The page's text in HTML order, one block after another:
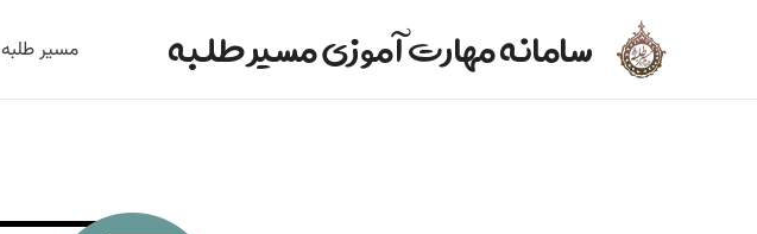
سامانه مهارت آموزی مسیر طلبه مسیر طلبه